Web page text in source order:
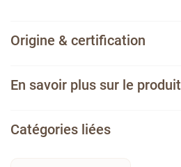
Origine & certification
En savoir plus sur le produit
Catégories liées